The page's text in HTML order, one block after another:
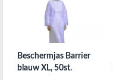
Beschermjas Barrier
blauw XL, 50st.